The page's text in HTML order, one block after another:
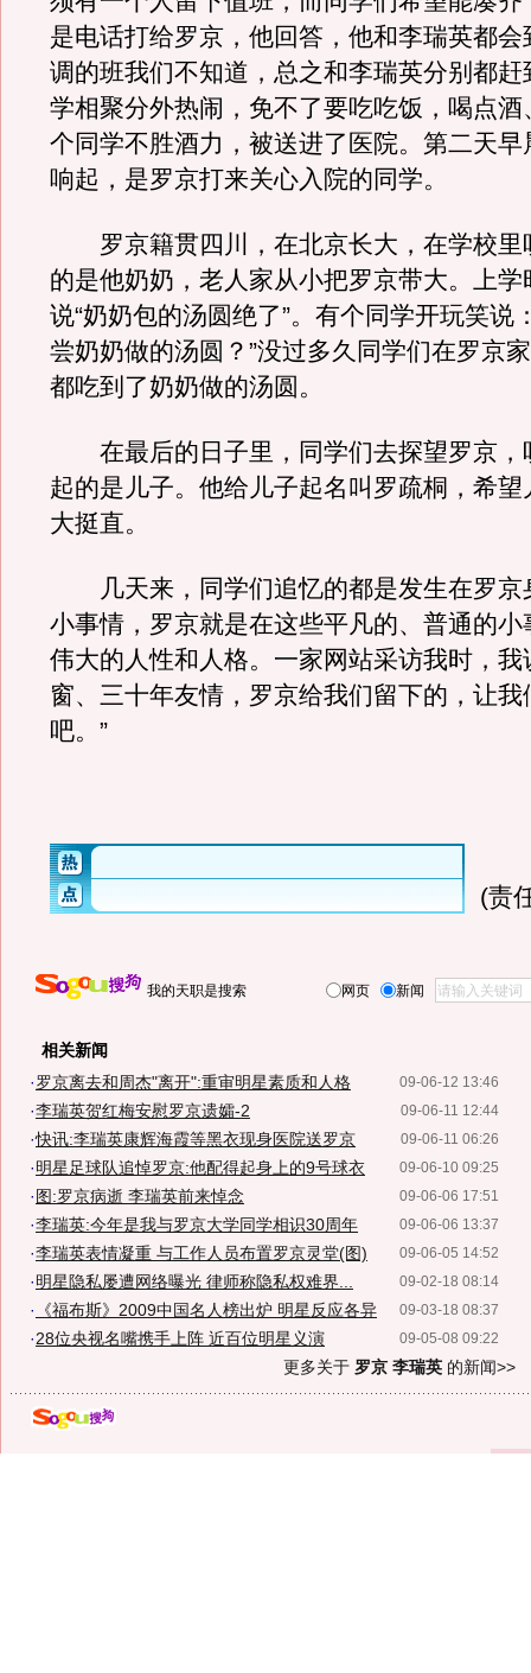
是电话打给罗京，他回答，他和李瑞英都会
调的班我们不知道，总之和李瑞英分别都赶
学相聚分外热闹，免不了要吃吃饭，喝点酒
个同学不胜酒力，被送进了医院。第二天早
响起，是罗京打来关心入院的同学。
罗京籍贯四川，在北京长大，在学校里
的是他奶奶，老人家从小把罗京带大。上学
说“奶奶包的汤圆绝了”。有个同学开玩笑说
尝奶奶做的汤圆？”没过多久同学们在罗京
都吃到了奶奶做的汤圆。
在最后的日子里，同学们去探望罗京，
起的是儿子。他给儿子起名叫罗疏桐，希望
大挺直。
几天来，同学们追忆的都是发生在罗京
小事情，罗京就是在这些平凡的、普通的小
伟大的人性和人格。一家网站采访我时，我
窗、三十年友情，罗京给我们留下的，让
吧。”
(责
我的天职是搜索 网页 新闻
相关新闻
09-06-12 13:46
·罗京离去和周杰"离开":重审明星素质和人格
09-06-11 12:44
·李瑞英贺红梅安慰罗京遗孀-2
09-06-11 06:26
·快讯:李瑞英康辉海霞等黑衣现身医院送罗京
09-06-10 09:25
·明星足球队追悼罗京:他配得起身上的9号球衣
09-06-06 17:51
· 图:罗京病逝 李瑞英前来悼念
09-06-06 13:37
·李瑞英:今年是我与罗京大学同学相识30周年
09-06-05 14:52
·李瑞英表情凝重 与工作人员布置罗京灵堂(图)
09-02-18 08:14
·明星隐私屡遭网络曝光 律师称隐私权难界...
09-03-18 08:37
· 《福布斯》2009中国名人榜出炉 明星反应各异
09-05-08 09:22
·28位央视名嘴携手上阵 近百位明星义演
更多关于 罗京 李瑞英 的新闻>>